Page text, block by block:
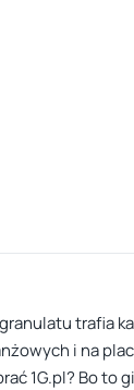
trafia
i na
1G.pl? Bo to